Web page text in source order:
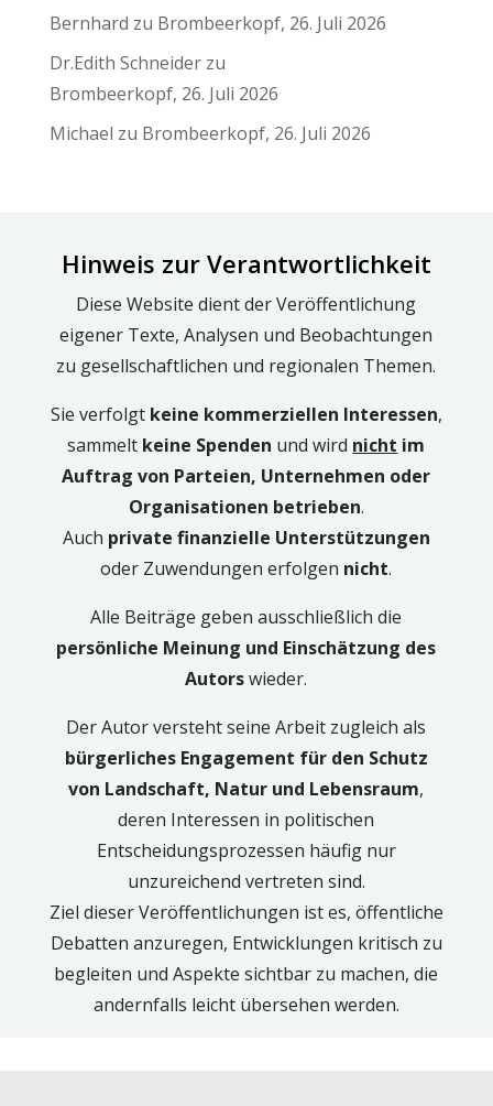
Bernhard zu Brombeerkopf, 26. Juli 2026
Dr.Edith Schneiderzu
Brombeerkopf, 26. Juli 2026
Michael zu Brombeerkopf, 26. Juli 2026
Hinweis zur Verantwortlichkeit
Diese Website dient der Veröffentlichung
eigener Texte, Analysen und Beobachtungen
zu gesellschaftlichen und regionalen Themen.
Sie verfolgt keine kommerziellen Interessen,
sammelt keine Spenden und wird nicht im
Auftrag von Parteien, Unternehmen oder
Organisationen betrieben.
Auch private finanzielle Unterstützungen
oder Zuwendungen erfolgen nicht.
Alle Beiträge geben ausschließlich die
persönliche Meinung und Einschätzung des
Autorswieder.
Der Autor versteht seine Arbeit zugleich als
bürgerliches Engagement für den Schutz
von Landschaft, Natur und Lebensraum,
deren Interessen in politischen
Entscheidungsprozessen häufig nur
unzureichend vertreten sind.
Ziel dieser Veröffentlichungen ist es, öffentliche
Debatten anzuregen, Entwicklungen kritisch zu
begleiten und Aspekte sichtbar zu machen, die
andernfalls leicht übersehen werden.